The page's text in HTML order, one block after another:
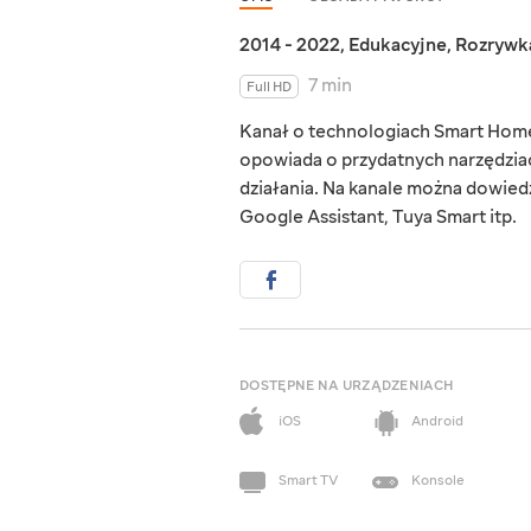
2014 - 2022, Edukacyjne,
Full HD
7 min
Kanał o technologiach Smart
opowiada o przydatnych
działania. Na kanale można
Google Assistant, Tuya Smart itp.
DOSTĘPNE NA URZĄDZENIACH
iOS
Android
Smart TV Konsole